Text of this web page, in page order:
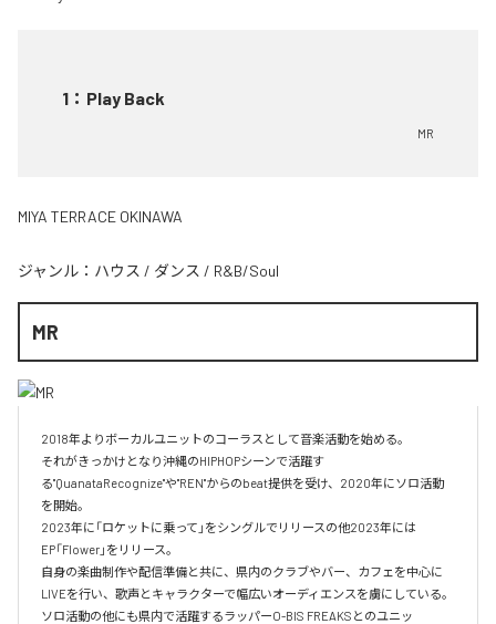
1 ： Play Back
MR
MIYA TERRACE OKINAWA
ジャンル： ハウス / ダンス / R&B/Soul
MR
2018年よりボーカルユニットのコーラスとして音楽活動を始める。
それがきっかけとなり沖縄のHIPHOPシーンで活躍す
る"QuanataRecognize"や"REN"からのbeat提供を受け、2020年にソロ活動
を開始。
2023年に「ロケットに乗って」をシングルでリリースの他2023年には
EP「Flower」をリリース。
自身の楽曲制作や配信準備と共に、県内のクラブやバー、カフェを中心に
LIVEを行い、歌声とキャラクターで幅広いオーディエンスを虜にしている。
ソロ活動の他にも県内で活躍するラッパーO-BIS FREAKSとのユニッ